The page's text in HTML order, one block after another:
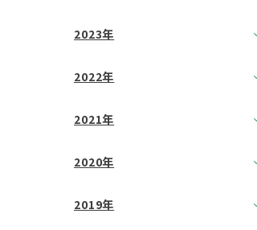
2023年
2022年
2021年
2020年
2019年